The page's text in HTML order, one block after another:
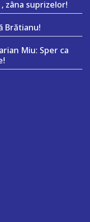
zâna suprizelor!
Brătianu!
Miu: Sper ca